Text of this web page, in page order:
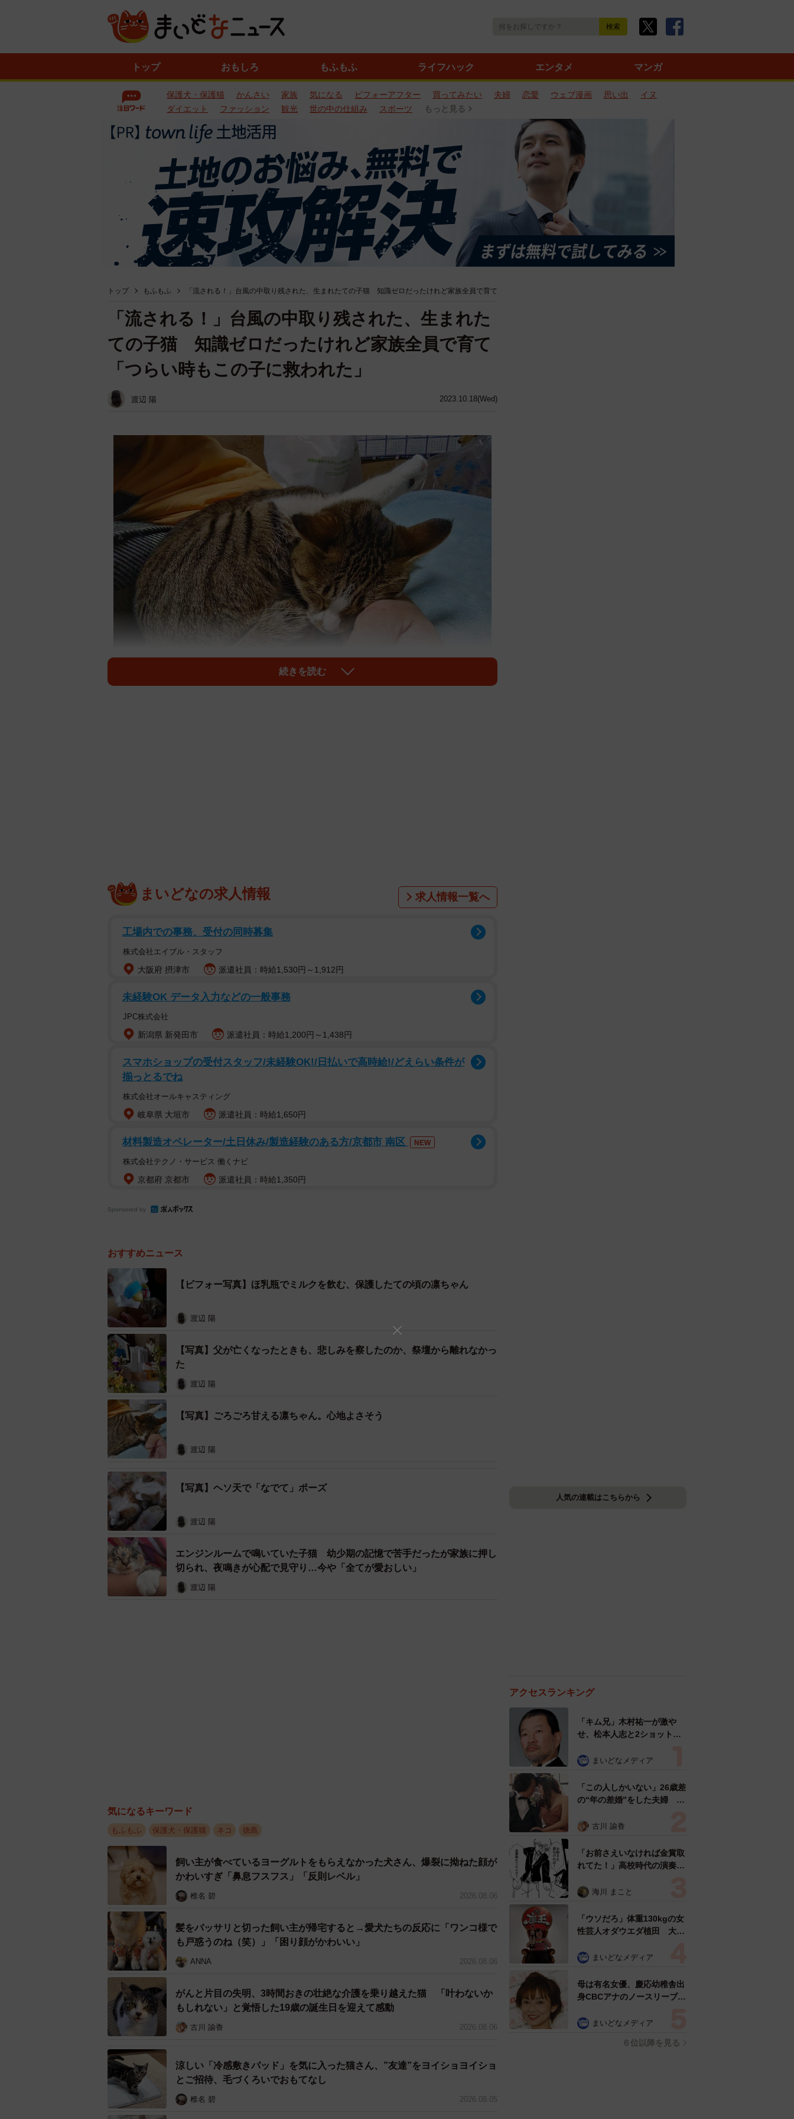
トップ おもしろ もふもふ ライフハック エンタメ マンガ
保護犬・保護猫 かんさい 家族 気になる ビフォーアフター 買ってみたい 夫婦 恋愛 ウェブ漫画 思い出
イヌ
ダイエット
ファッション 観光 世の中の仕組み スポーツ もっと見る
トップ もふもふ 「流される！」台風の中取り残された、生まれたての子猫 知識ゼロだったけれど家族全員で育て
2023.10.18(Wed)
「流される！」台風の中取り残された、生まれた
ての子猫 知識ゼロだったけれど家族全員で育て
「つらい時もこの子に救われた」
渡辺 陽
保護した手の時＝徳島池田応援！猫と食い物好きのおっさんさん（@mmaiu_bihoomaru）提供
凛（りん）ちゃん（5歳・メス）は、徳島県に住むMさんと、その家族の一員だ。凛ちゃん
必死で育てた＝徳島池田応援！猫と食い物好きのおっさんさん（@mmaiu_bihoomaru）提供
台風の日の朝、Mさんの甥っ子が猫の鳴き声を聞きつけ外に出てみると、エアコン室外機の
下に生まれたばかりの子猫たちがいた。しばらく様子を見ていると、母猫が何匹かの子猫を
運んで行ったようで、最後の一匹が取り残されていた。
「だんだん雨水が溜まりだして流されそうになりこれはヤバい！流される、死ぬ！と急遽保
護しました。その子が凛です」
赤ちゃん猫を迎えて右往左往
続きを読む
まいどなの求人情報 求人情報一覧へ
工場内での事務、受付の同時募集
株式会社エイブル・スタッフ
大阪府 摂津市 派遣社員：時給1,530円～1,912円
未経験OK データ入力などの一般事務
JPC株式会社
新潟県 新発田市 派遣社員：時給1,200円～1,438円
スマホショップの受付スタッフ/未経験OK!/日払いで高時給!/どえらい条件が
揃っとるでね
株式会社オールキャスティング
岐阜県 大垣市 派遣社員：時給1,650円
材料製造オペレーター/土日休み/製造経験のある方/京都市 南区 NEW
株式会社テクノ・サービス 働くナビ
京都府 京都市 派遣社員：時給1,350円
Sponsored by
おすすめニュース
【ビフォー写真】ほ乳瓶でミルクを飲む、保護したての頃の凛ちゃん
渡辺 陽
【写真】父が亡くなったときも、悲しみを察したのか、祭壇から離れなかっ
た
渡辺 陽
【写真】ごろごろ甘える凛ちゃん。心地よさそう
渡辺 陽
【写真】ヘソ天で「なでて」ポーズ
渡辺 陽
エンジンルームで鳴いていた子猫 幼少期の記憶で苦手だったが家族に押し
切られ、夜鳴きが心配で見守り…今や「全てが愛おしい」
渡辺 陽
気になるキーワード
もふもふ 保護犬・保護猫 ネコ 徳島
飼い主が食べているヨーグルトをもらえなかった犬さん、爆裂に拗ねた顔が
かわいすぎ「鼻息フスフス」「反則レベル」
椎名 碧 2026.08.06
髪をバッサリと切った飼い主が帰宅すると→愛犬たちの反応に「ワンコ様で
も戸惑うのね（笑）」「困り顔がかわいい」
ANNA 2026.08.06
がんと片目の失明、3時間おきの壮絶な介護を乗り越えた猫 「叶わないか
もしれない」と覚悟した19歳の誕生日を迎えて感動
古川 諭香 2026.08.06
涼しい「冷感敷きパッド」を気に入った猫さん、”友達”をヨイショヨイショ
とご招待、毛づくろいでおもてなし
椎名 碧 2026.08.05
人気の連載はこちらから
アクセスランキング
「キム兄」木村祐一が激や
せ、松本人志と2ショット
「テキヤの兄さん」
まいどなメディア
「この人しかいない」26歳差
の“年の差婚”をした夫婦 出
た？ 今の思いを聞いた
古川 諭香
「お前さえいなければ金賞取
れてた！」高校時代の演奏会
生は楽器修理職人に 10年後
ぬ申し出【漫画】
海川 まこと
「ウソだろ」体重130kgの女
性芸人オダウエダ植田 大学
で」 まいどなメディア
母は有名女優、慶応幼稚舎出
身CBCアナのノースリーブ姿
る」「天使の笑顔」
まいどなメディア
６位以降を見る